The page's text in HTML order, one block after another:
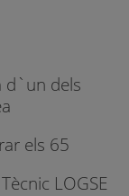
d`un dels
els 65
LOGSE